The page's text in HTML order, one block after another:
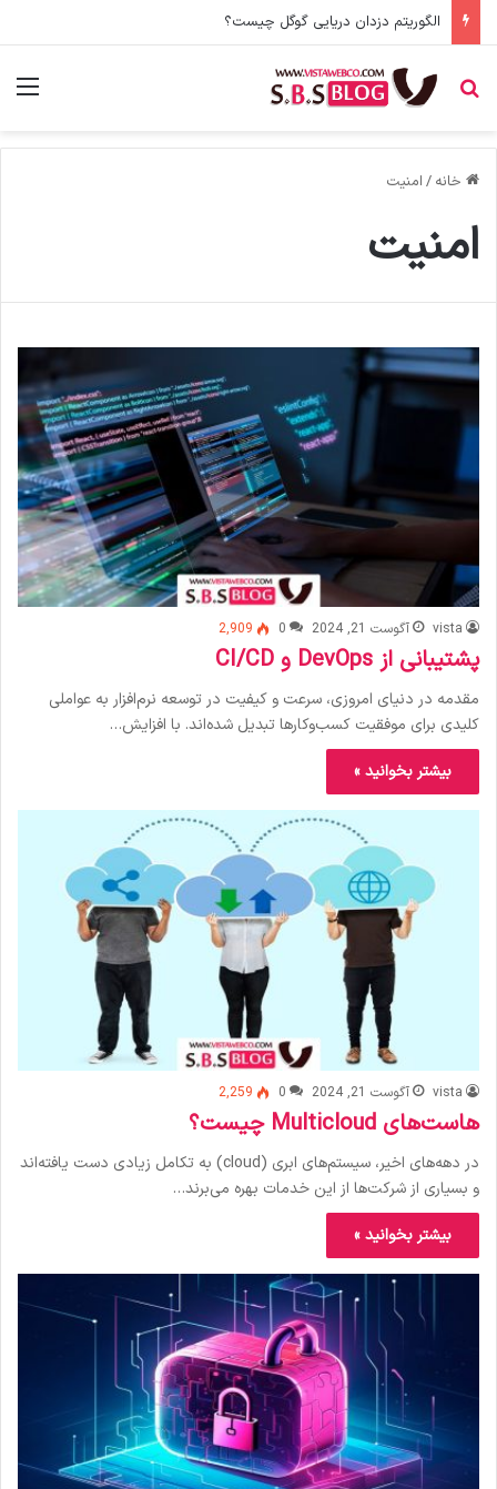
الگوریتم دزدان دریایی گوگل چیست؟
جستجو برای
خانه / امنیت
امنیت
vista آگوست 21, 2024 0
2,909
پشتیبانی از DevOps و CI/CD
مقدمه در دنیای امروزی، سرعت و کیفیت در توسعه نرم‌افزار به عواملی
کلیدی برای موفقیت کسب‌وکارها تبدیل شده‌اند. با افزایش…
بیشتر بخوانید »
vista آگوست 21, 2024 0
2,259
هاست‌های Multicloud چیست؟
در دهه‌های اخیر، سیستم‌های ابری (cloud) به تکامل زیادی دست یافته‌اند
و بسیاری از شرکت‌ها از این خدمات بهره می‌برند…
بیشتر بخوانید »